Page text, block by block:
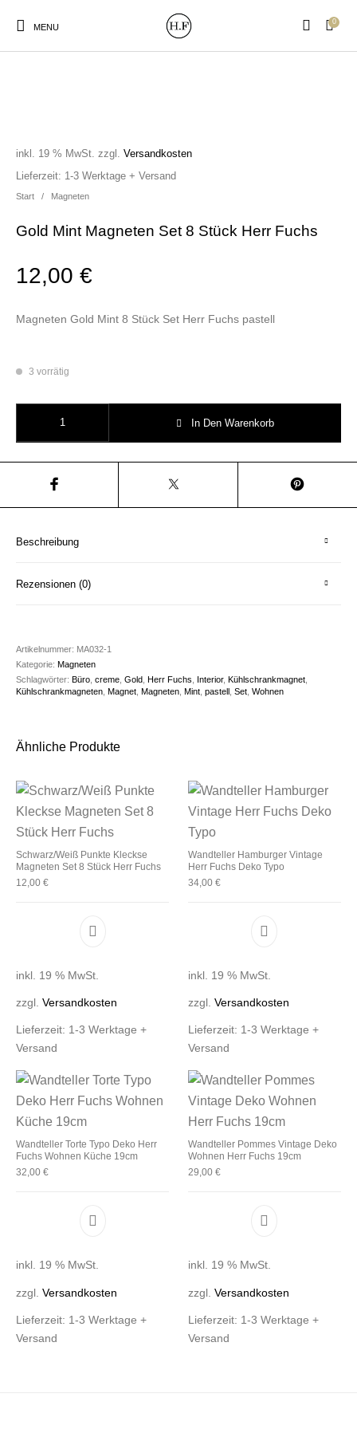
MENU
0
New Products On Sale!
Patches
Start / Magneten
Gold Mint Magneten Set 8 Stück Herr Fuchs
12,00€
inkl. 19 % MwSt. zzgl.Versandkosten
Magneten Gold Mint 8 Stück Set Herr Fuchs pastell
Lieferzeit: 1-3 Werktage + Versand
3 vorrätig
In Den Warenkorb
Beschreibung
Rezensionen (0)
Artikelnummer: MA032-1
Kategorie:Magneten
Schlagwörter:Büro ,creme ,Gold ,Herr Fuchs Interior,Kühlschrankmagnet
Kühlschrankmagneten ,Magnet ,Magneten ,Mint ,pastell ,Set ,Wohnen
Ähnliche Produkte
Schwarz/Weiß Punkte Kleckse
Magneten Set 8 Stück Herr Fuchs
12,00€
inkl. 19 % MwSt.
zzgl.Versandkosten
Lieferzeit: 1-3 Werktage +
Versand
Wandteller Hamburger Vintage
Herr Fuchs Deko Typo
34,00 €
inkl. 19 % MwSt.
zzgl. Versandkosten
Lieferzeit: 1-3 Werktage +
Versand
Wandteller Torte Typo Deko Herr
Fuchs Wohnen Küche 19cm
32,00€
inkl. 19 % MwSt.
zzgl.Versandkosten
Lieferzeit: 1-3 Werktage +
Versand
Wandteller Pommes Vintage Deko
Wohnen Herr Fuchs 19cm
29,00 €
inkl. 19 % MwSt.
zzgl. Versandkosten
Lieferzeit: 1-3 Werktage +
Versand